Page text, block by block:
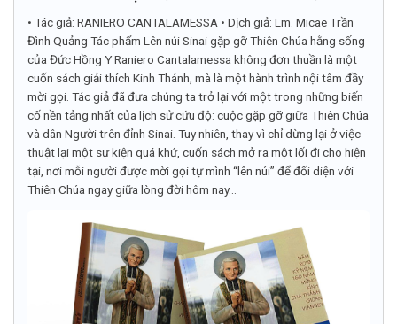
• Tác giả: RANIERO CANTALAMESSA • Dịch giả: Lm. Micae Trần
Đình Quảng Tác phẩm Lên núi Sinai gặp gỡ Thiên Chúa hằng sống
của Đức Hồng Y Raniero Cantalamessa không đơn thuần là một
cuốn sách giải thích Kinh Thánh, mà là một hành trình nội tâm đầy
mời gọi. Tác giả đã đưa chúng ta trở lại với một trong những biến
cố nền tảng nhất của lịch sử cứu độ: cuộc gặp gỡ giữa Thiên Chúa
và dân Người trên đỉnh Sinai. Tuy nhiên, thay vì chỉ dừng lại ở việc
thuật lại một sự kiện quá khứ, cuốn sách mở ra một lối đi cho hiện
tại, nơi mỗi người được mời gọi tự mình “lên núi” để đối diện với
Thiên Chúa ngay giữa lòng đời hôm nay...